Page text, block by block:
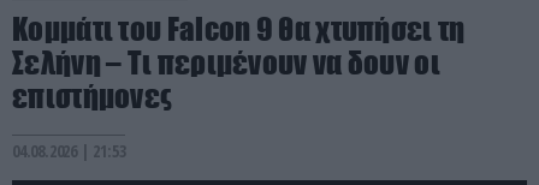
Κομμάτι του Falcon 9 θα χτυπήσει τη
Σελήνη – Τι περιμένουν να δουν οι
επιστήμονες
04.08.2026 | 21:53